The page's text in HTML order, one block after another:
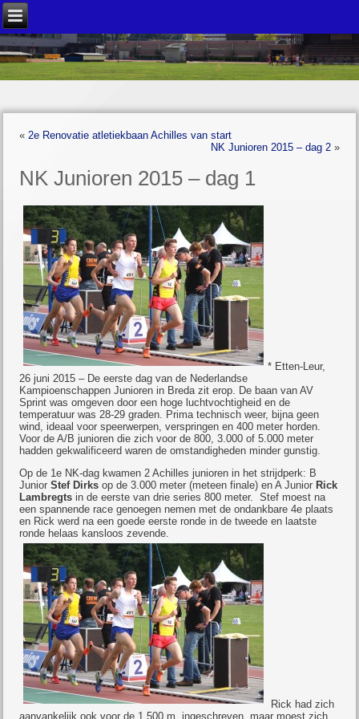
«2e Renovatie atletiekbaan Achilles van start
NK Junioren 2015 – dag 2»
NK Junioren 2015 – dag 1
* Etten-Leur,
26 juni 2015 – De eerste dag van de Nederlandse
Kampioenschappen Junioren in Breda zit erop. De baan van AV
Sprint was omgeven door een hoge luchtvochtigheid en de
temperatuur was 28-29 graden. Prima technisch weer, bijna geen
wind, ideaal voor speerwerpen, verspringen en 400 meter horden.
Voor de A/B junioren die zich voor de 800, 3.000 of 5.000 meter
hadden gekwalificeerd waren de omstandigheden minder gunstig.
Op de 1e NK-dag kwamen 2 Achilles junioren in het strijdperk: B
JuniorStef Dirks op de 3.000 meter (meteen finale) en A Junior Rick
Lambregts in de eerste van drie series 800 meter. Stef moest na
een spannende race genoegen nemen met de ondankbare 4e plaats
en Rick werd na een goede eerste ronde in de tweede en laatste
ronde helaas kansloos zevende.
Rick had zich
aanvankelijk ook voor de 1.500 m. ingeschreven, maar moest zich